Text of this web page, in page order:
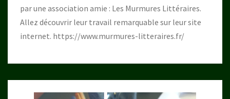
par une association amie : Les Murmures Littéraires.
Allez découvrir leur travail remarquable sur leur site
internet. https://www.murmures-litteraires.fr/